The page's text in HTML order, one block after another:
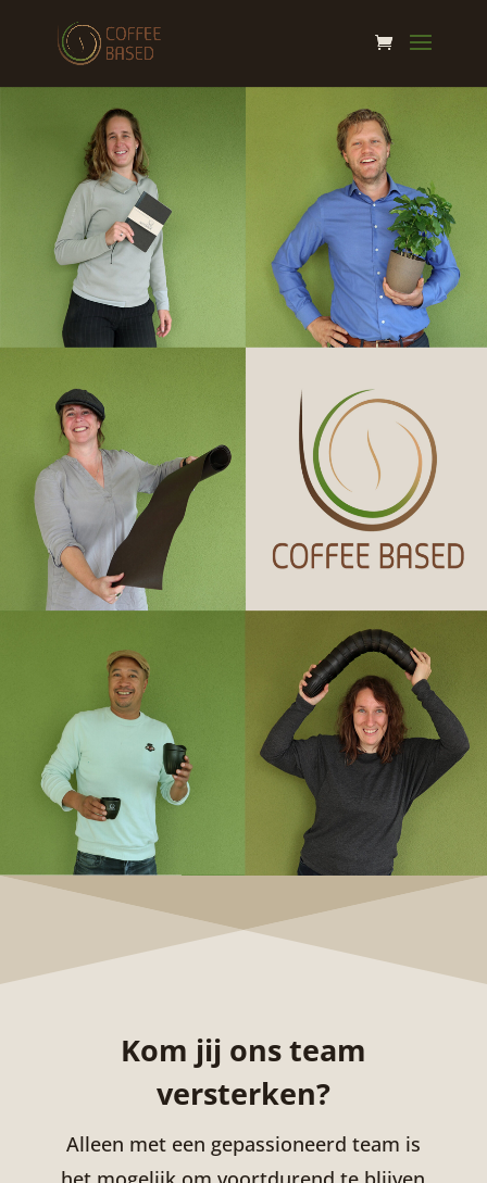
Kom jij ons team
versterken?
Alleen met een gepassioneerd team is